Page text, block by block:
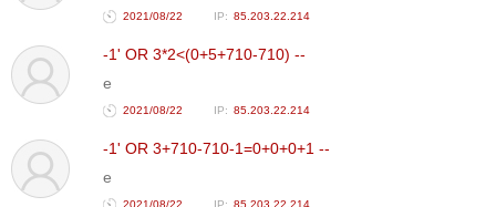
2021/08/22 85.203.22.214
-1' OR 3*2<(0+5+710-710) --
e
2021/08/22 85.203.22.214
-1' OR 3+710-710-1=0+0+0+1 --
e
2021/08/22 85.203.22.214